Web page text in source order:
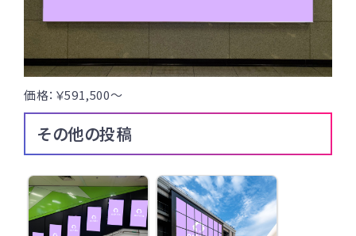
価格：￥591,500〜
その他の投稿